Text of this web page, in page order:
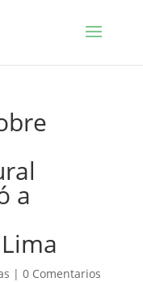
a
| 0 Comentarios